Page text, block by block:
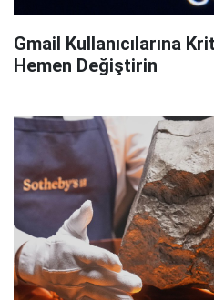
Gmail Kullanıcılarına
Hemen Değiştirin